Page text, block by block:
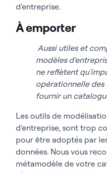
d'entreprise.
À emporter
Aussi utiles et
modèles
ne reflètent
opérationnelle des
fournir un
Les outils de
d'entreprise, sont trop
pour être adoptés par
données. Nous vous
métamodèle de votre